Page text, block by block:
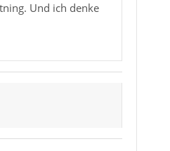
Und ich denke